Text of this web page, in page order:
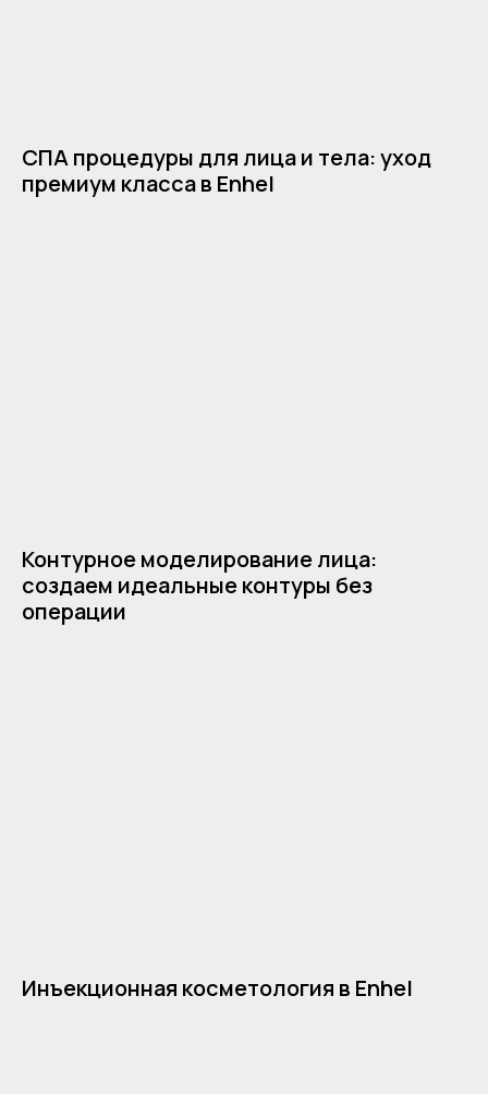
СПА процедуры для лица и тела: уход
премиум класса в Enhel
Контурное моделирование лица:
создаем идеальные контуры без
операции
Инъекционная косметология в Enhel